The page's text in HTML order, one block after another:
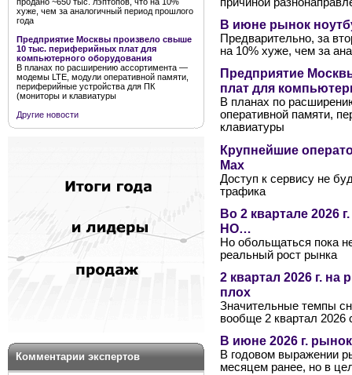
хуже, чем за аналогичный период прошлого
года
Предприятие Москвы произвело свыше
10 тыс. периферийных плат для
компьютерного оборудования
В планах по расширению ассортимента —
модемы LTE, модули оперативной памяти,
периферийные устройства для ПК
(мониторы и клавиатуры
Другие новости
Комментарии экспертов
В июне рынок
Предварительно, за
на 10% хуже, чем за
Предприятие
плат для
В планах по
оперативной памяти,
клавиатуры
Крупнейшие
Мах
Доступ к сервису не
трафика
Во 2 квартале 2026
НО…
Но обольщаться пока
реальный рост рынка
2 квартал 2026 г.
плох
Значительные темпы
вообще 2 квартал 2026
В июне 2026 г.
В годовом выражении
месяцем ранее, но в